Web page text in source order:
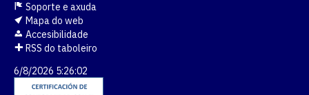
Soporte e axuda
Mapa do web
Accesibilidade
RSS do taboleiro
6/8/2026 5:26:02